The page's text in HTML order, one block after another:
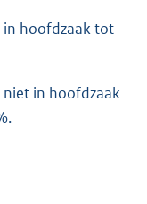
in hoofdzaak tot
in hoofdzaak